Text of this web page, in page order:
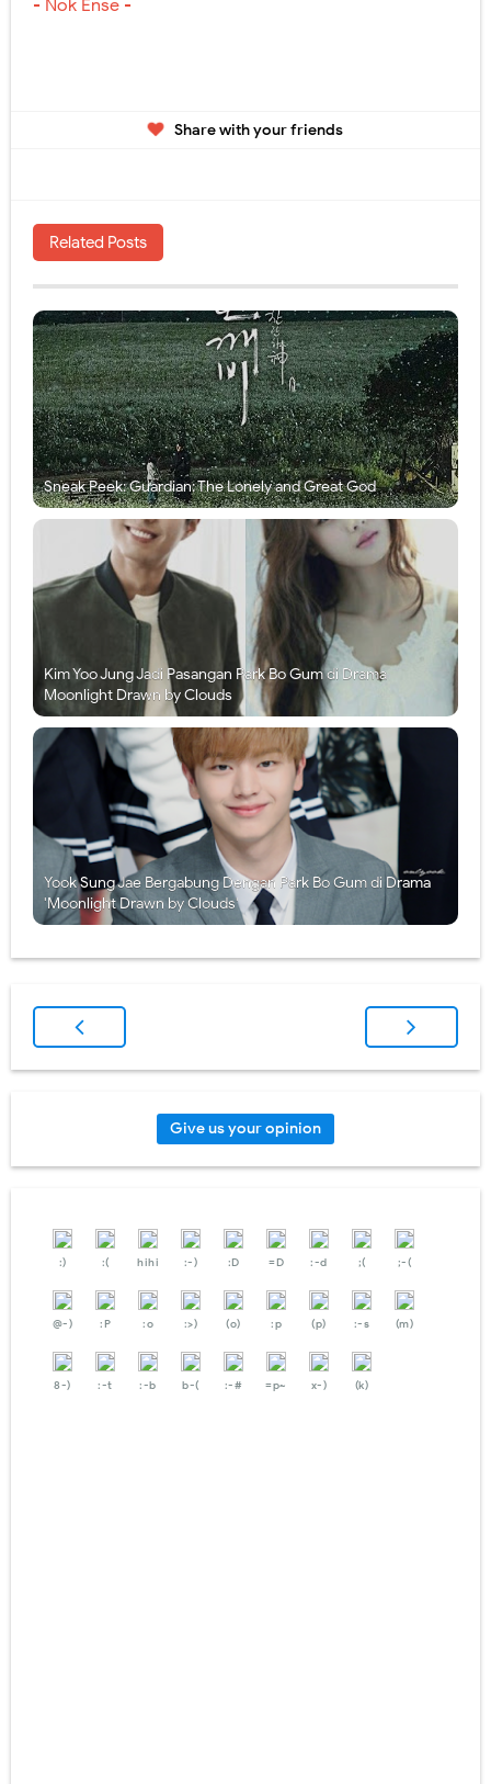
- Nok Ense -
Share with your friends
Related Posts
Sneak Peek: Guardian: The Lonely and Great God
Kim Yoo Jung Jadi Pasangan Park Bo Gum di Drama
Moonlight Drawn by Clouds
Yook Sung Jae Bergabung Dengan Park Bo Gum di Drama
'Moonlight Drawn by Clouds'
Give us your opinion
:) :( hihi :-) :D =D :-d ;( ;-(
@-) :P :o :>) (o) :p (p) :-s (m)
8-) :-t :-b b-( :-# =p~ x-) (k)